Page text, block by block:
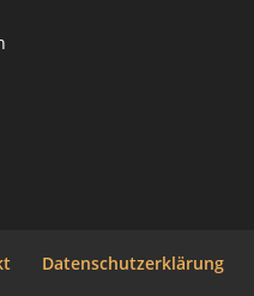
Datenschutzerklärung